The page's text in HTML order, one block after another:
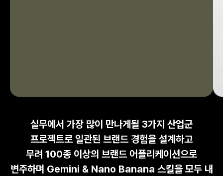
실무에서 가장 많이 만나게될 3가지 산업군
프로젝트로 일관된 브랜드 경험을 설계하고
무려 100종 이상의 브랜드 어플리케이션으로
변주하며 Gemini & Nano Banana 스킬을 모두 내